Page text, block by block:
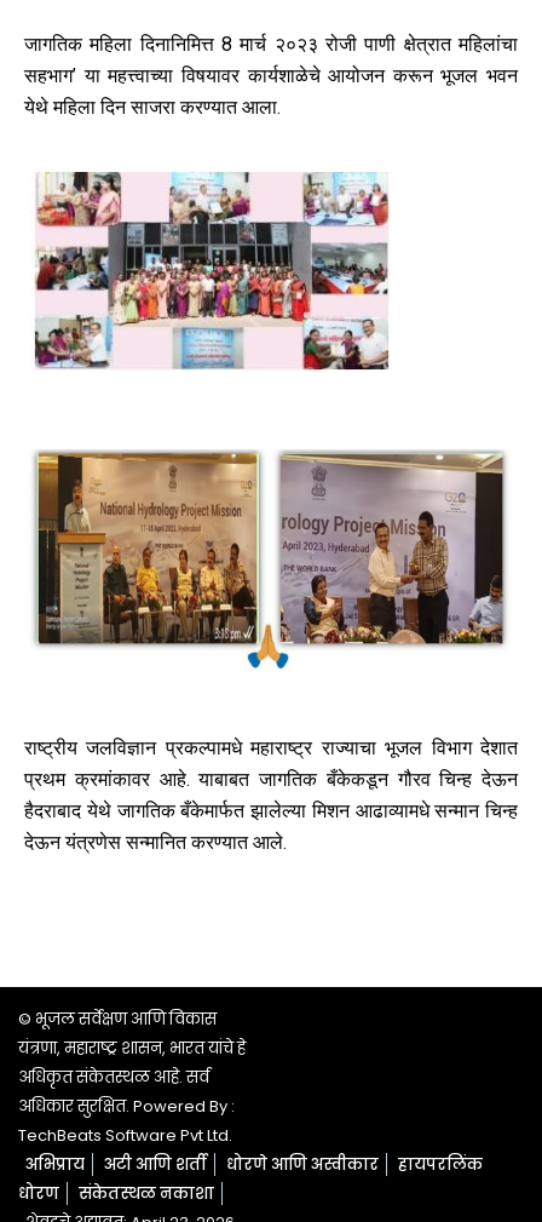
जागतिक महिला दिनानिमित्त 8 मार्च २०२३ रोजी पाणी क्षेत्रात महिलांचा
सहभाग’ या महत्त्वाच्या विषयावर कार्यशाळेचे आयोजन करून भूजल भवन
येथे महिला दिन साजरा करण्यात आला.
राष्ट्रीय जलविज्ञान प्रकल्पामधे महाराष्ट्र राज्याचा भूजल विभाग देशात
प्रथम क्रमांकावर आहे. याबाबत जागतिक बँकेकडून गौरव चिन्ह देऊन
हैदराबाद येथे जागतिक बँकेमार्फत झालेल्या मिशन आढाव्यामधे सन्मान चिन्ह
देऊन यंत्रणेस सन्मानित करण्यात आले.
© भूजल सर्वेक्षण आणि विकास
यंत्रणा, महाराष्ट्र शासन, भारत यांचे हे
अधिकृत संकेतस्थळ आहे. सर्व
अधिकार सुरक्षित. Powered By :
TechBeats Software Pvt Ltd.
अभिप्राय
अटी आणि शर्ती धोरणे आणि अस्वीकार
हायपरलिंक
धोरण
संकेतस्थळ नकाशा